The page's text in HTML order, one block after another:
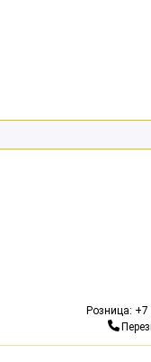
Розница: +7